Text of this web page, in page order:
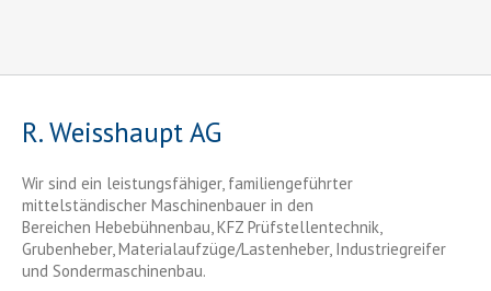
R. Weisshaupt AG
Wir sind ein leistungsfähiger, familiengeführter
mittelständischer Maschinenbauer in den
Bereichen Hebebühnenbau, KFZ Prüfstellentechnik,
Grubenheber, Materialaufzüge/Lastenheber, Industriegreifer
und Sondermaschinenbau.